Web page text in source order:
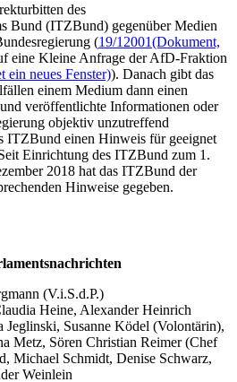
des
Bund (ITZBund) gegenüber Medien
(19/12001(Dokument,
eine Kleine Anfrage der AfD-Fraktion
ein neues Fenster)). Danach gibt das
einem Medium dann einen
veröffentlichte Informationen oder
objektiv unzutreffend
ITZBund einen Hinweis für geeignet
Einrichtung des ITZBund zum 1.
2018 hat das ITZBund der
Hinweise gegeben.
(V.i.S.d.P.)
Heine, Alexander Heinrich
Jeglinski, Susanne Ködel (Volontärin),
Metz, Sören Christian Reimer (Chef
Michael Schmidt, Denise Schwarz,
Weinlein